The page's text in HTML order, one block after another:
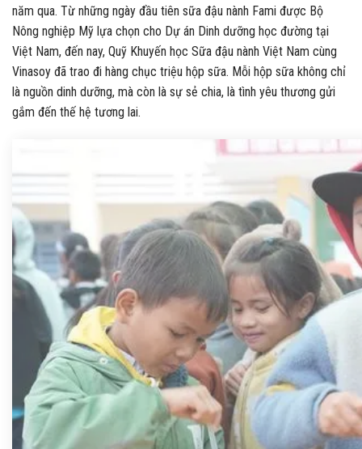
Bảo vệ môi trường bắt đầu từ hành động giản đơn nhất.Ảnh:
Vinasoy
Điều quan trọng nhất là các em đã thực sự khỏe mạnh hơn, tự tin
hơn, và yêu thích việc học hơn. Một học kỳ đã khép lại với nhiều đổi
thay tích cực, nhưng hành trình vẫn đang tiếp tục. Mỗi hộp sữa
không chỉ mang đến nguồn dinh dưỡng, mà còn là lời động viên, là
niềm tin rằng các em xứng đáng có một tương lai tốt đẹp hơn. Và
Vinasoy cùng Quỹ Khuyến học Sữa đậu nành Việt Nam sẽ tiếp tục
đồng hành, gieo những hạt mầm yêu thương để mỗi em nhỏ đều có
cơ hội phát triển toàn diện, vững bước đến ngày mai tươi sáng.
Một tương lai xanh đang được vun đắp
Hành trình lan tỏa dinh dưỡng lành mạnh này đã bền bỉ suốt hơn 20
năm qua. Từ những ngày đầu tiên sữa đậu nành Fami được Bộ
Nông nghiệp Mỹ lựa chọn cho Dự án Dinh dưỡng học đường tại
Việt Nam, đến nay, Quỹ Khuyến học Sữa đậu nành Việt Nam cùng
Vinasoy đã trao đi hàng chục triệu hộp sữa. Mỗi hộp sữa không chỉ